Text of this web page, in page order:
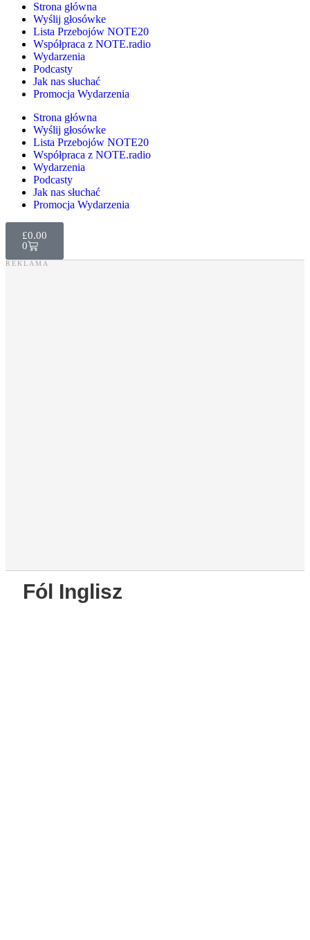
Strona główna
Wyślij głosówke
Lista Przebojów NOTE20
Współpraca z NOTE.radio
Wydarzenia
Podcasty
Jak nas słuchać
Promocja Wydarzenia
Strona główna
Wyślij głosówke
Lista Przebojów NOTE20
Współpraca z NOTE.radio
Wydarzenia
Podcasty
Jak nas słuchać
Promocja Wydarzenia
£0.00
0
Fól Inglisz